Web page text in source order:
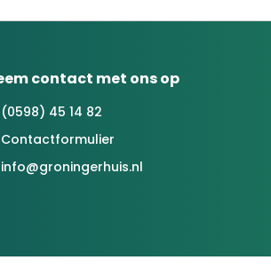
contact met ons op
(0598) 45 14 82
Contactformulier
info@groningerhuis.nl